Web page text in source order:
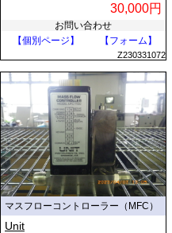
30,000円
お問い合わせ
【個別ページ】
【フォーム】
Z230331072
マスフローコントローラー（MFC）
Unit